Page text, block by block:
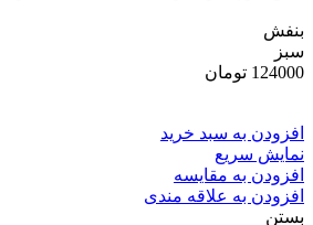
بنفش
سبز
124000 تومان
افزودن به سبد خرید
نمایش سریع
افزودن به مقایسه
افزودن به علاقه مندی
بستن